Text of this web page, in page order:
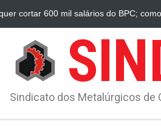
cortar 600 mil salários do BPC;
Sindicato dos Metalúrgicos de